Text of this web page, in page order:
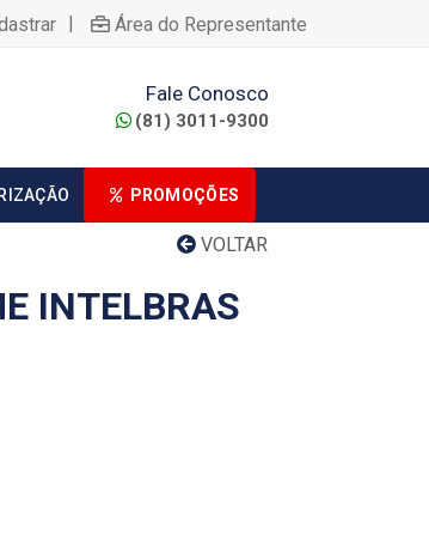
| Área do Representante
Fale Conosco
(81) 3011-9300
PROMOÇÕES
VOLTAR
INTELBRAS